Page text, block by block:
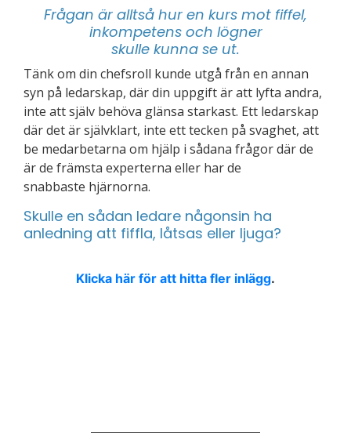
Frågan är alltså hur en kurs mot fiffel,
inkompetens och lögner
skulle kunna se ut.
Tänk om din chefsroll kunde utgå från en annan
syn på ledarskap, där din uppgift är att lyfta andra,
inte att själv behöva glänsa starkast. Ett ledarskap
där det är självklart, inte ett tecken på svaghet, att
be medarbetarna om hjälp i sådana frågor där de
är de främsta experterna eller har de
snabbaste hjärnorna.
Skulle en sådan ledare någonsin ha
anledning att fiffla, låtsas eller ljuga?
Klicka här för att hitta fler inlägg.